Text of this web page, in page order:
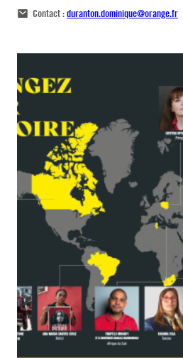
Contact :duranton.dominique@orange.fr